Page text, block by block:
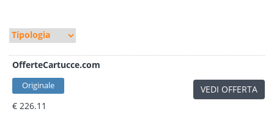
OfferteCartucce.com
Originale
€ 226.11
VEDI OFFERTA